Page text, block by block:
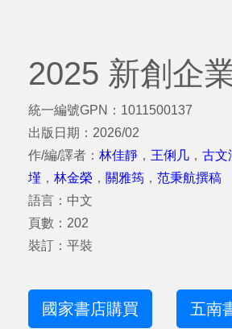
2025 新創企
統一編號GPN：1011500137
出版日期：2026/02
作/編/譯者： 林佳靜 ， 王俐几 ， 古文
墐 ， 林金榮 ， 關雅筠 ， 范秉航撰稿
語言：中文
頁數：202
裝訂：平裝
國家書店購買 五南